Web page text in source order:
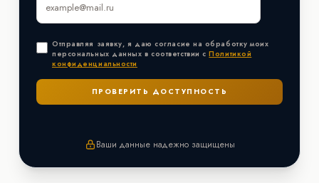
Отправляя заявку, я даю согласие на обработку моих
персональных данных в соответствии сПолитикой
конфиденциальности
Ваши данные надежно защищены